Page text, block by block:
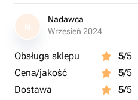
N
Nadawca
Wrzesień 2024
Obsługa sklepu 5/5
Cena/jakość
5/5
Dostawa
5/5